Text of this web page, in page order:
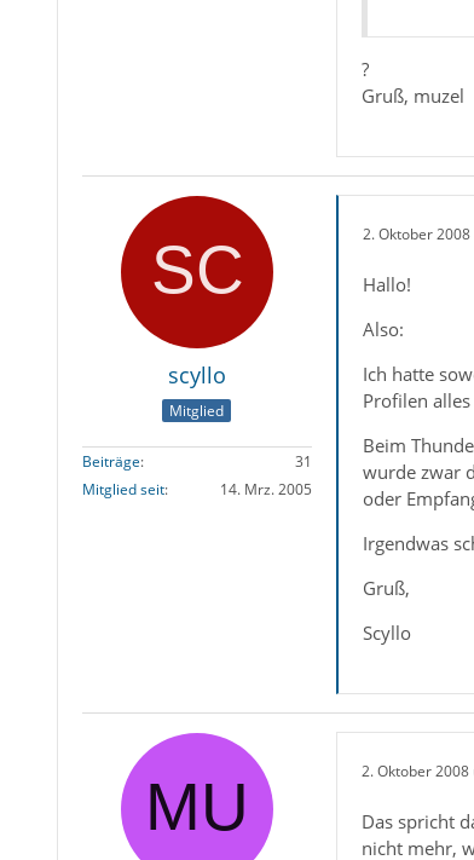
?
Gruß, muzel
scyllo
Mitglied
Beiträge
31
Mitglied seit
14. Mrz. 2005
2. Oktober
Hallo!
Also:
Ich hatte
Profilen
Beim
wurde zwar
oder
Irgendwas
Gruß,
Scyllo
2. Oktober 2008
Das spricht
nicht mehr,